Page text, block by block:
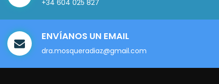
+34 604 025 827
ENVÍANOS UN EMAIL
dra.mosqueradiaz@gmail.com